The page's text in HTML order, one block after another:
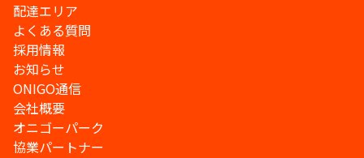
配達エリア
よくある質問
採用情報
お知らせ
ONIGO通信
会社概要
オニゴーパーク
協業パートナー